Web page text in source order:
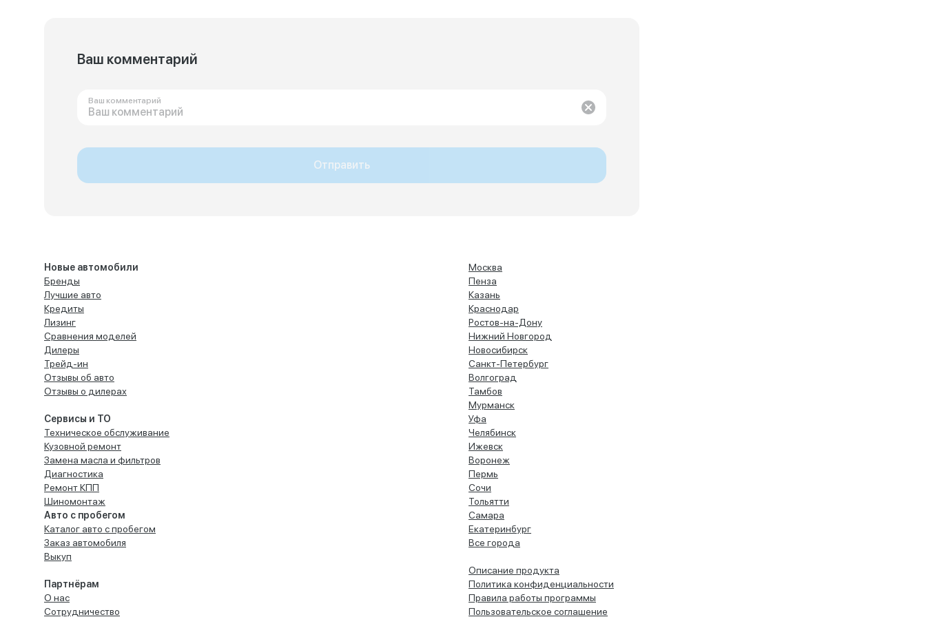
Ваш комментарий
Ваш комментарий
Отправить
Новые автомобили
Бренды
Лучшие авто
Кредиты
Лизинг
Сравнения моделей
Дилеры
Трейд-ин
Отзывы об авто
Отзывы о дилерах
Сервисы и ТО
Техническое обслуживание
Кузовной ремонт
Замена масла и фильтров
Диагностика
Ремонт КПП
Шиномонтаж
Авто с пробегом
Каталог авто с пробегом
Заказ автомобиля
Выкуп
Партнёрам
О нас
Сотрудничество
Москва
Пенза
Казань
Краснодар
Ростов-на-Дону
Нижний Новгород
Новосибирск
Санкт-Петербург
Волгоград
Тамбов
Мурманск
Уфа
Челябинск
Ижевск
Воронеж
Пермь
Сочи
Тольятти
Самара
Екатеринбург
Все города
Описание продукта
Политика конфиденциальности
Правила работы программы
Пользовательское соглашение